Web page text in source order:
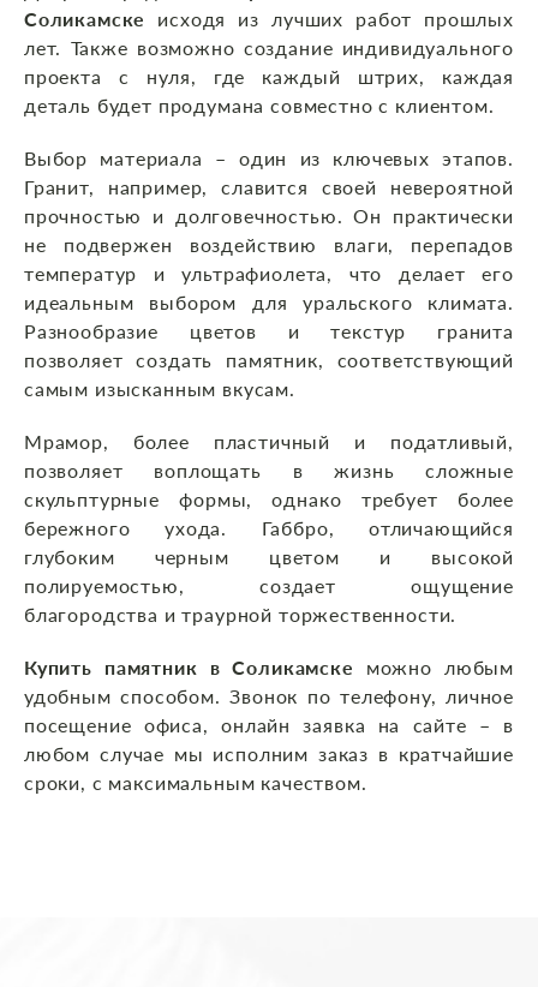
Соликамске
исходя из лучших работ прошлых
лет. Также возможно создание индивидуального
проекта с нуля, где каждый штрих, каждая
деталь будет продумана совместно с клиентом.
Выбор материала – один из ключевых этапов.
Гранит, например, славится своей невероятной
прочностью и долговечностью. Он практически
не подвержен воздействию влаги, перепадов
температур и ультрафиолета, что делает его
идеальным выбором для уральского климата.
Разнообразие цветов и текстур гранита
позволяет создать памятник, соответствующий
самым изысканным вкусам.
Мрамор, более пластичный и податливый,
позволяет воплощать в жизнь сложные
скульптурные формы, однако требует более
бережного ухода. Габбро, отличающийся
глубоким черным цветом и высокой
полируемостью, создает ощущение
благородства и траурной торжественности.
Купить памятник в Соликамске можно любым
удобным способом. Звонок по телефону, личное
посещение офиса, онлайн заявка на сайте – в
любом случае мы исполним заказ в кратчайшие
сроки, с максимальным качеством.